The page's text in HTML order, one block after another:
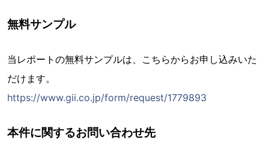
無料サンプル
当レポートの無料サンプルは、こちらからお申し込みいた
だけます。
https://www.gii.co.jp/form/request/1779893
本件に関するお問い合わせ先